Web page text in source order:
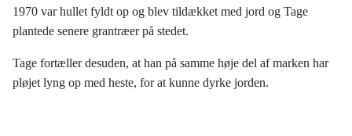
1970 var hullet fyldt op og blev tildækket med jord og Tage
plantede senere grantræer på stedet.
Tage fortæller desuden, at han på samme høje del af marken har
pløjet lyng op med heste, for at kunne dyrke jorden.